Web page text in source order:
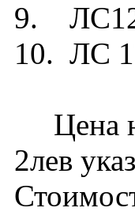
9.
10. ЛС
Цена
2лев